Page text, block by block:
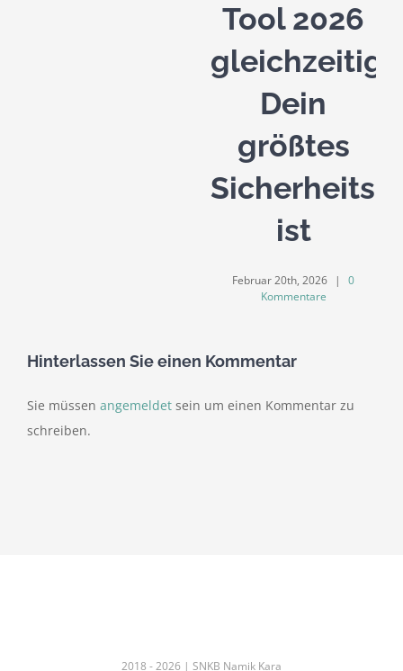
Tool 2026
gleichzeitig
Dein
größtes
ist
Februar 20th, 2026 |
0
Kommentare
Hinterlassen Sie einen Kommentar
Sie müssen angemeldet sein um einen Kommentar zu
schreiben.
2018 -2026 | SNKB Namik Kara